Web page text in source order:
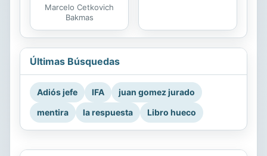
Marcelo Cetkovich
Bakmas
Últimas Búsquedas
Adiós jefe IFA
juan gomez jurado
mentira
la respuesta Libro hueco